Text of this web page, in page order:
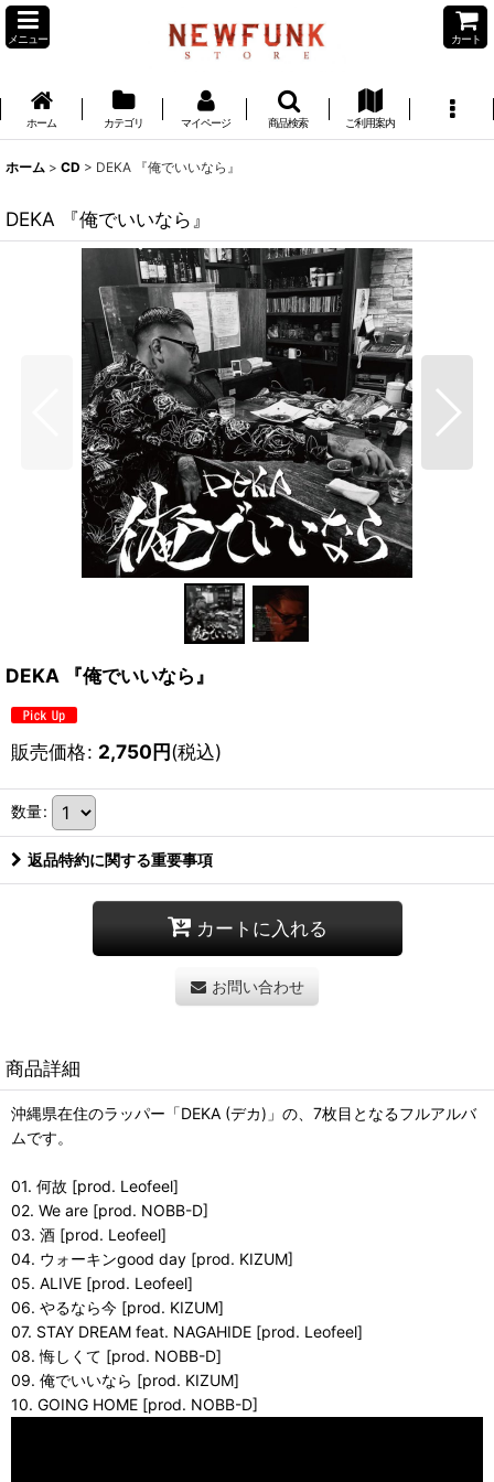
メニュー カート
ホーム カテゴリ マイページ 商品検索 ご利用案内
ホーム > CD > DEKA 『俺でいいなら』
DEKA 『俺でいいなら』
DEKA 『俺でいいなら』
販売価格: 2,750円(税込)
数量:
返品特約に関する重要事項
カートに入れる
お問い合わせ
商品詳細
沖縄県在住のラッパー「DEKA (デカ)」の、7枚目となるフルアルバ
ムです。
01. 何故 [prod. Leofeel]
02. We are [prod. NOBB-D]
03. 酒 [prod. Leofeel]
04. ウォーキンgood day [prod. KIZUM]
05. ALIVE [prod. Leofeel]
06. やるなら今 [prod. KIZUM]
07. STAY DREAM feat. NAGAHIDE [prod. Leofeel]
08. 悔しくて [prod. NOBB-D]
09. 俺でいいなら [prod. KIZUM]
10. GOING HOME [prod. NOBB-D]